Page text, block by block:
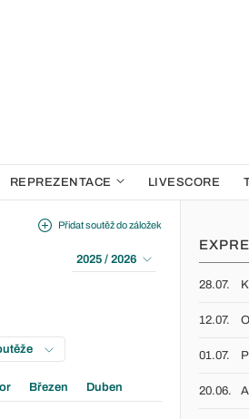
REPREZENTACE LIVESCORE
Přidat soutěž do záložek
2025 / 2026
Březen Duben
28.07.
12.07.
01.07.
20.06.